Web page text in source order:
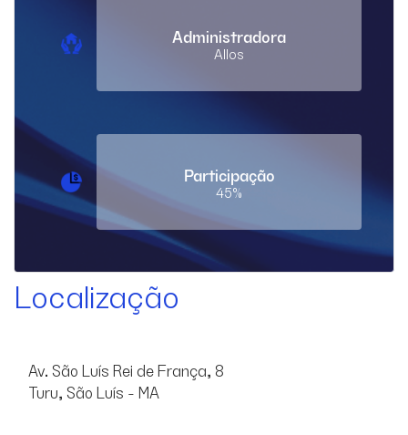
Administradora
Allos
Participação
45%
Localização
Av. São Luís Rei de França, 8
Turu, São Luís - MA